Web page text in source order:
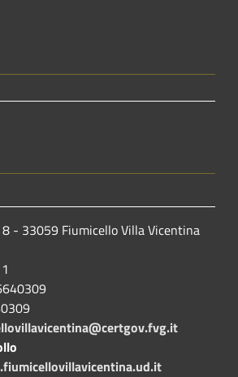
- 33059 Fiumicello Villa Vicentina